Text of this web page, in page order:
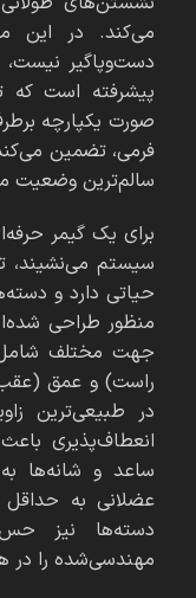
می‌کند. در این
دست‌وپاگیر نیست،
پیشرفته است که
صورت یکپارچه
فرمی، تضمین
سالم‌ترین وضعیت
برای یک گیمر
سیستم
منظور طراحی
جهت مختلف شامل
راست) و عمق (عقب
در طبیعی‌ترین
انعطاف‌پذیری
ساعد و شانه‌ها
عضلانی به حداقل
دسته‌ها نیز
مهندسی‌شده را در